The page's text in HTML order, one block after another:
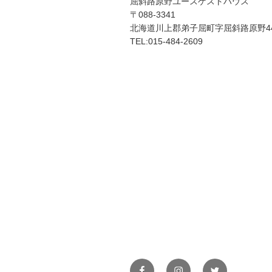
〒088-3341
北海道川上郡弟子屈町字屈斜路原野
TEL:015-484-2609
FacebookInstagramTwitter